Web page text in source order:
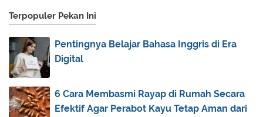
► 2014(44)
▼ 2013
► December
► November
► October(1)
► September(5)
Terpopuler Pekan Ini
Pentingnya Belajar Bahasa Inggris di Era
Digital
6 Cara Membasmi Rayap di Rumah Secara
Efektif Agar Perabot Kayu Tetap Aman dari